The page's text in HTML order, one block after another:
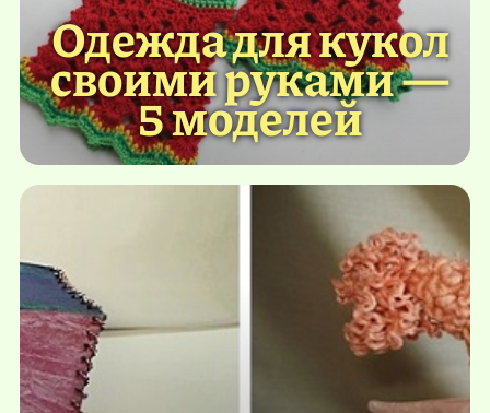
Одежда для кукол
своими руками —
5 моделей